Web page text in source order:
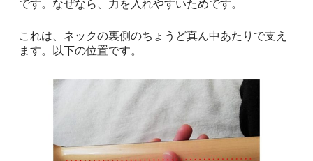
です。なぜなら、力を入れやすいためです。
これは、ネックの裏側のちょうど真ん中あたりで支え
ます。以下の位置です。